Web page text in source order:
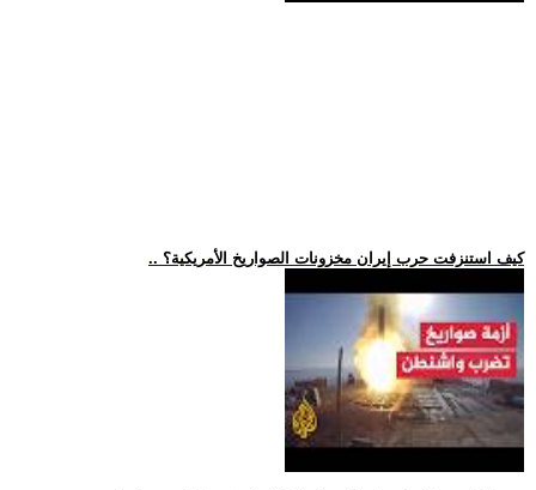
.. كيف استنزفت حرب إيران مخزونات الصواريخ الأمريكية؟